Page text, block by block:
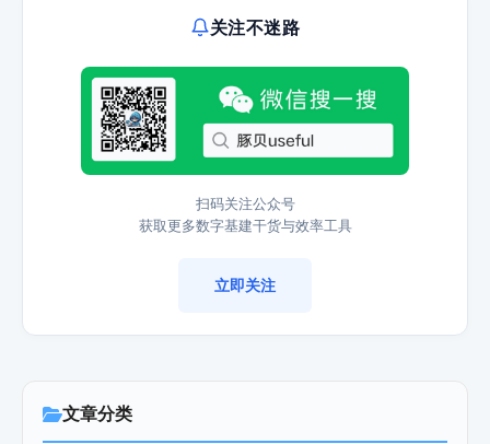
关注不迷路
扫码关注公众号
获取更多数字基建干货与效率工具
立即关注
文章分类